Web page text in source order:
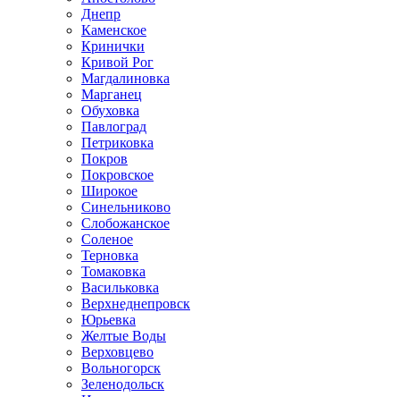
Днепр
Каменское
Кринички
Кривой Рог
Магдалиновка
Марганец
Обуховка
Павлоград
Петриковка
Покров
Покровское
Широкое
Синельниково
Слобожанское
Соленое
Терновка
Томаковка
Васильковка
Верхнеднепровск
Юрьевка
Желтые Воды
Верховцево
Вольногорск
Зеленодольск